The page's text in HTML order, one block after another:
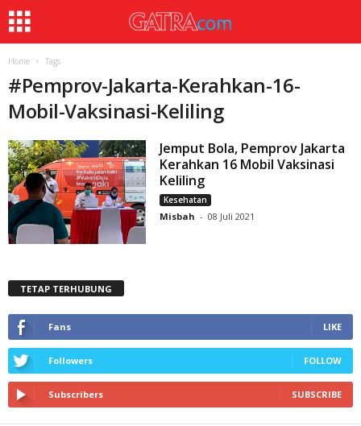
Home Tags
#Pemprov-Jakarta-Kerahkan-16-
Mobil-Vaksinasi-Keliling
Jemput Bola, Pemprov Jakarta
Kerahkan 16 Mobil Vaksinasi
Keliling
Kesehatan
Misbah - 08 Juli 2021
TETAP TERHUBUNG
Fans LIKE
Followers FOLLOW
Subscribers SUBSCRIBE